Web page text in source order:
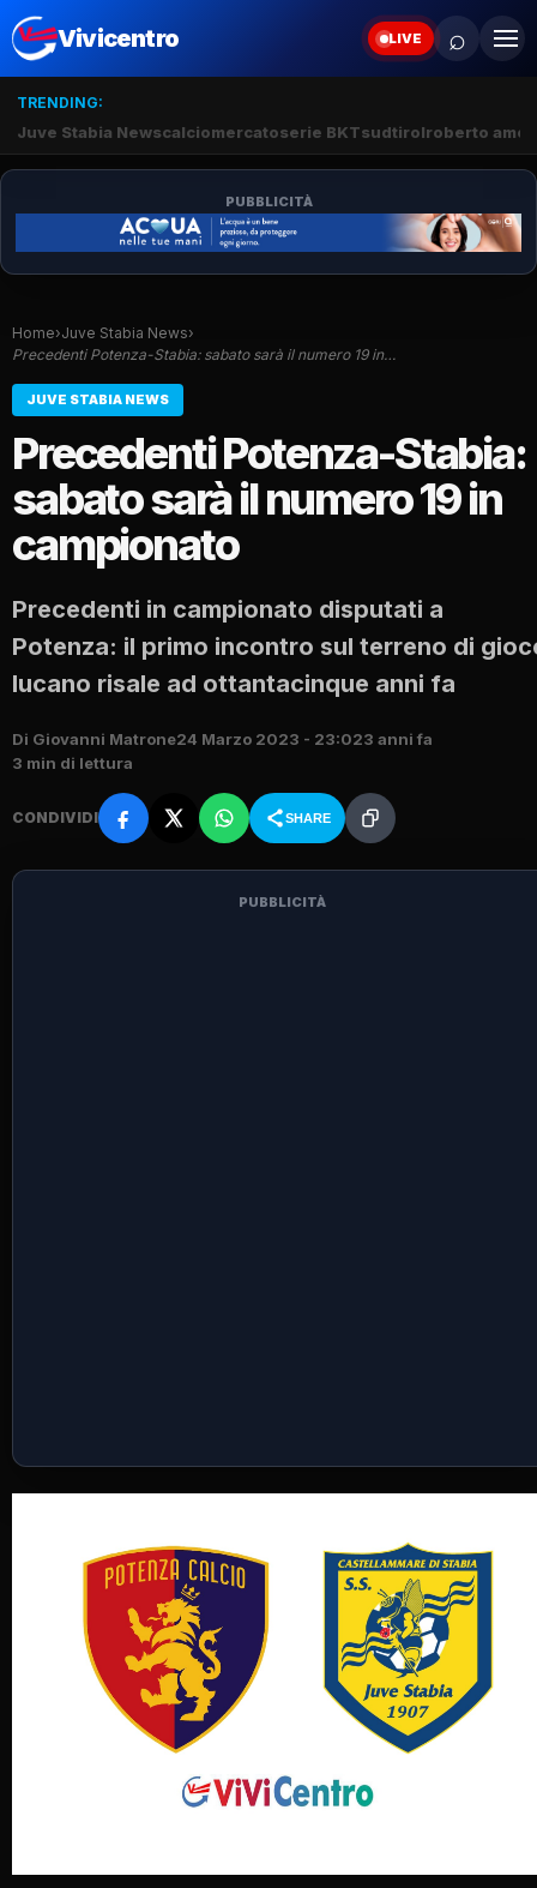
Vivicentro LIVE ⌕
TRENDING:
Juve Stabia Newscalciomercatoserie BKTsudtirolroberto
PUBBLICITÀ
Home›Juve Stabia News›
Precedenti Potenza-Stabia: sabato sarà il numero 19 in…
JUVE STABIA NEWS
Precedenti Potenza-Stabia:
sabato sarà il numero 19 in
campionato
Precedenti in campionato disputati a
Potenza: il primo incontro sul terreno di
lucano risale ad ottantacinque anni fa
Di Giovanni Matrone24 Marzo 2023 - 23:023 anni fa
3 min di lettura
CONDIVIDI SHARE
PUBBLICITÀ